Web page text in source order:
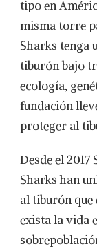
tipo en
misma torre
Sharks tenga
tiburón bajo
ecología,
fundación
proteger al
Desde el
Sharks han
al tiburón que
exista la vida